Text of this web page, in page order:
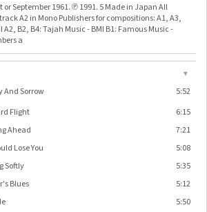
or September 1961. ℗ 1991. 5 Made in Japan All
A2 in Mono Publishers for compositions: A1, A3,
A2, B2, B4: Tajah Music - BMI B1: Famous Music -
a
▼
And Sorrow
5:52
Flight
6:15
Ahead
7:21
Lose You
5:08
Softly
5:35
Blues
5:12
5:50